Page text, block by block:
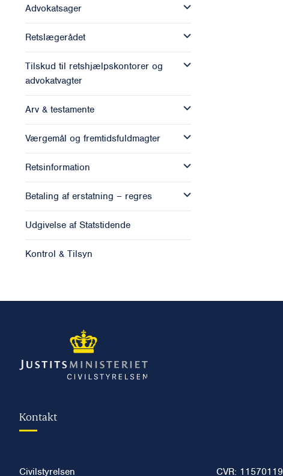
Advokatsager
Retslægerådet
Tilskud til retshjælpskontorer og
advokatvagter
Arv & testamente
Værgemål og fremtidsfuldmagter
Retsinformation
Betaling af erstatning – regres
Udgivelse af Statstidende
Kontrol & Tilsyn
Kontakt
Civilstyrelsen CVR: 11570119